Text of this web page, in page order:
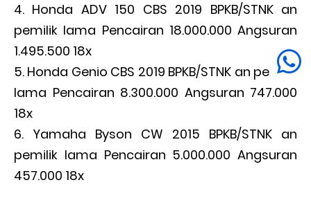
Honda ADV 150 CBS 2019 BPKB/STNK an
pemilik lama Pencairan 18.000.000 Angsuran
1.495.500 18x
Honda Genio CBS 2019 BPKB/STNK an pemilik
lama Pencairan 8.300.000 Angsuran 747.000
18x
Yamaha Byson CW 2015 BPKB/STNK an
pemilik lama Pencairan 5.000.000 Angsuran
457.000 18x